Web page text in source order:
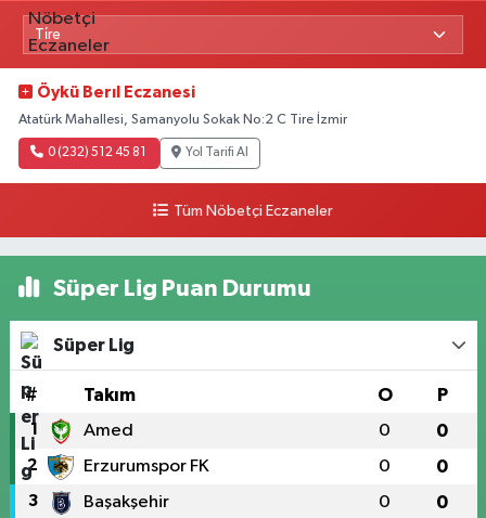
Öykü Berıl Eczanesi
Atatürk Mahallesi, Samanyolu Sokak No:2 C Tire İzmir
0 (232) 512 45 81 Yol Tarifi Al
Tüm Nöbetçi Eczaneler
Süper Lig Puan Durumu
Süper Lig
# Takım O P
1 Amed 0 0
2 Erzurumspor FK 0 0
3 Başakşehir 0 0